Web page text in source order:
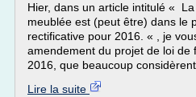
Hier, dans un article intitulé «
meublée est (peut être) dans le
rectificative pour 2016. « , je
amendement du projet de loi de
2016, que beaucoup considèrent
Lire la suite